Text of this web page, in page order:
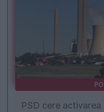
PSD cere activarea